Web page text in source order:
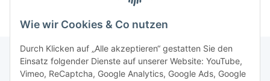
Wie wir Cookies & Co nutzen
Durch Klicken auf „Alle akzeptieren“ gestatten Sie den
Einsatz folgender Dienste auf unserer Website: YouTube,
Vimeo, ReCaptcha, Google Analytics, Google Ads, Google